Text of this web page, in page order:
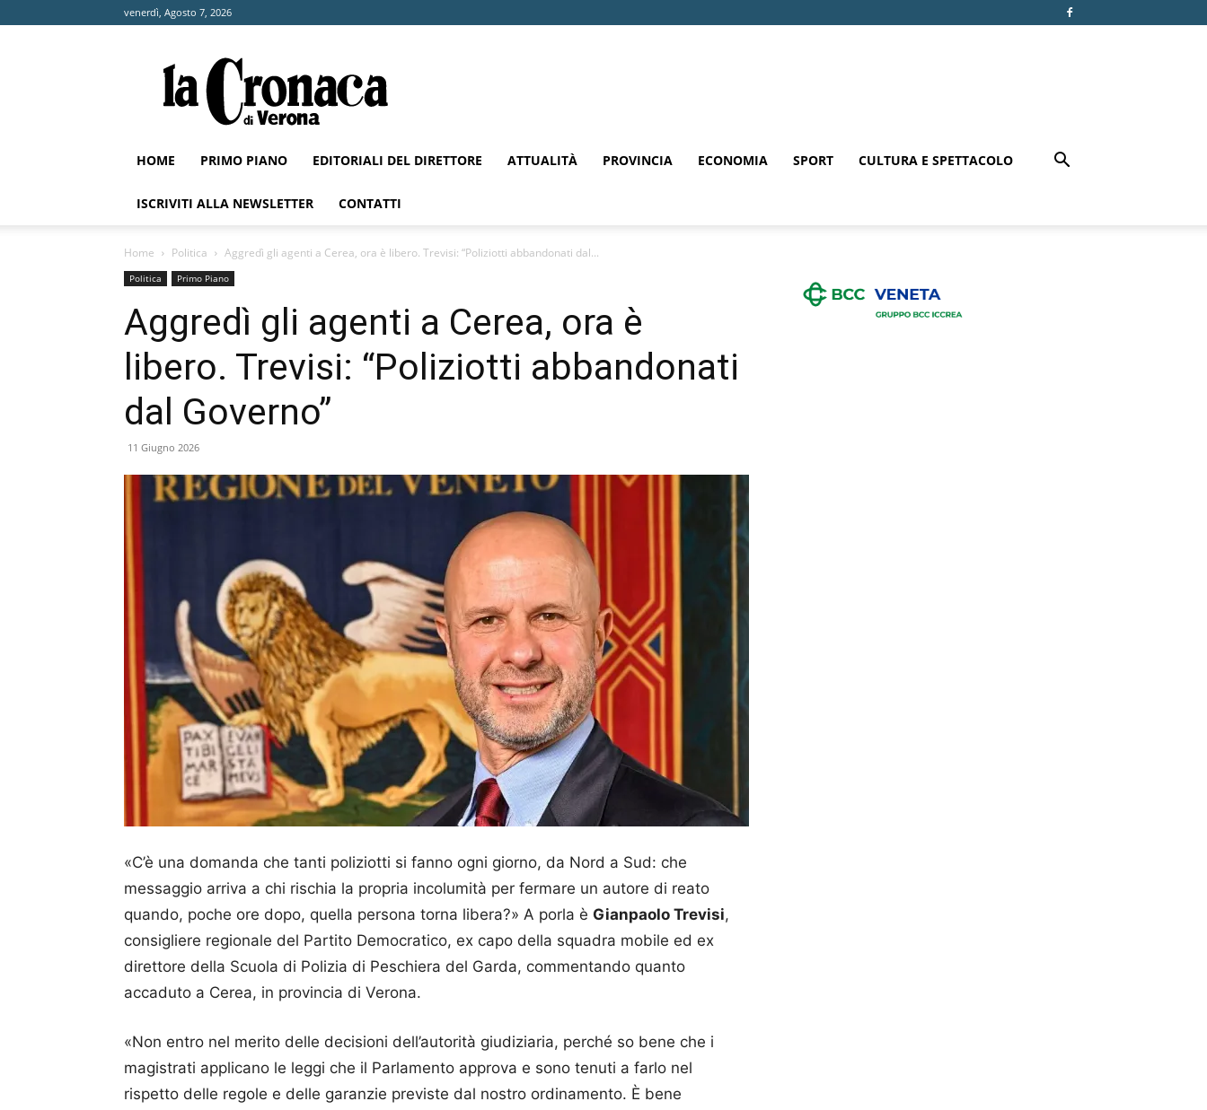
venerdì, Agosto 7, 2026
Cronaca
di
Verona
HOME PRIMO PIANO EDITORIALI DEL DIRETTORE ATTUALITÀ PROVINCIA ECONOMIA SPORT CULTURA E SPETTACOLO
ISCRIVITI ALLA NEWSLETTER CONTATTI
Home Politica Aggredì gli agenti a Cerea, ora è libero. Trevisi: “Poliziotti abbandonati dal...
Politica Primo Piano
Aggredì gli agenti a Cerea, ora è
libero. Trevisi: “Poliziotti abbandonati
dal Governo”
11 Giugno 2026
«C’è una domanda che tanti poliziotti si fanno ogni giorno, da Nord a Sud: che
messaggio arriva a chi rischia la propria incolumità per fermare un autore di reato
quando, poche ore dopo, quella persona torna libera?» A porla è Gianpaolo Trevisi,
consigliere regionale del Partito Democratico, ex capo della squadra mobile ed ex
direttore della Scuola di Polizia di Peschiera del Garda, commentando quanto
accaduto a Cerea, in provincia di Verona.
«Non entro nel merito delle decisioni dell’autorità giudiziaria, perché so bene che i
magistrati applicano le leggi che il Parlamento approva e sono tenuti a farlo nel
rispetto delle regole e delle garanzie previste dal nostro ordinamento. È bene